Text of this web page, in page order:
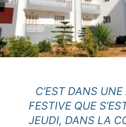
C’EST DANS
FESTIVE QUE
JEUDI, DANS LA